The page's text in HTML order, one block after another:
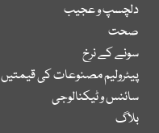
دلچسپ و عجیب
صحت
سونے کے نرخ
پیٹرولیم مصنوعات کی قیمتیں
سائنس و ٹیکنالوجی
بلاگ